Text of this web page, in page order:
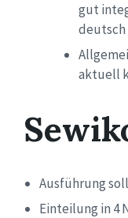
gut
deutsch
aktuell
Ausführung
Einteilung in 4